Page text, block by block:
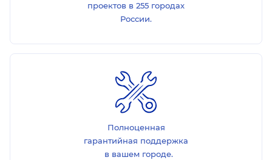
проектов в 255 городах
России.
Полноценная
гарантийная поддержка
в вашем городе.